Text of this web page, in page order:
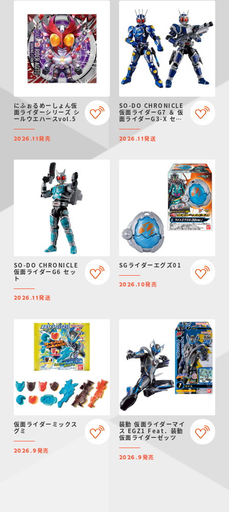
にふぉるめーしょん仮
面ライダーシリーズ シ
ールウエハースvol.5
2026.11発売
SO-DO CHRONICLE
仮面ライダーG7 ＆ 仮
面ライダーG3-X セッ
2026.11発送
SO-DO CHRONICLE
仮面ライダーG6 セッ
ト
2026.11発送
SGライダーエグズ01
2026.10発売
仮面ライダーミックス
グミ
2026.9発売
装動 仮面ライダーマイ
ス EGZ1 Feat．装動
仮面ライダーゼッツ
2026.9発売